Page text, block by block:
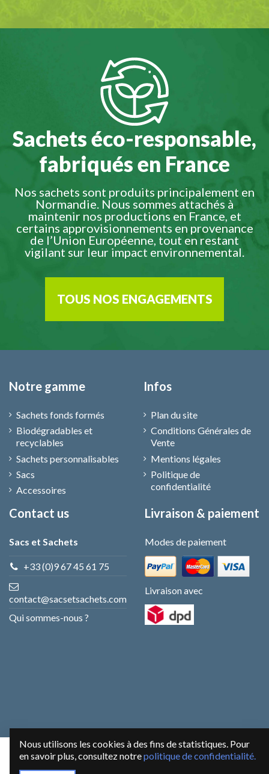
Sachets éco-responsable,
fabriqués en France
Nos sachets sont produits principalement en
Normandie. Nous sommes attachés à
maintenir nos productions en France, et
certains approvisionnements en provenance
de l’Union Européenne, tout en restant
vigilant sur leur impact environnemental.
TOUS NOS ENGAGEMENTS
Notre gamme
Sachets fonds formés
Biodégradables et
recyclables
Sachets personnalisables
Sacs
Accessoires
Infos
Plan du site
Conditions Générales de
Vente
Mentions légales
Politique de
confidentialité
Contact us
Sacs et Sachets
+33 (0)9 67 45 61 75
contact@sacsetsachets.com
Qui sommes-nous ?
Livraison & paiement
Modes de paiement
Livraison avec
Nous utilisons les cookies à des fins de statistiques. Pour
en savoir plus, consultez notrepolitique de confidentialité.